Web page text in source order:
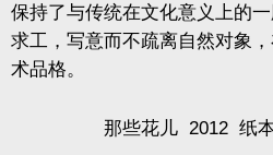
保持了与传统在文化意义上的
求工，写意而不疏离自然对象
术品格。
那些花儿2012 纸